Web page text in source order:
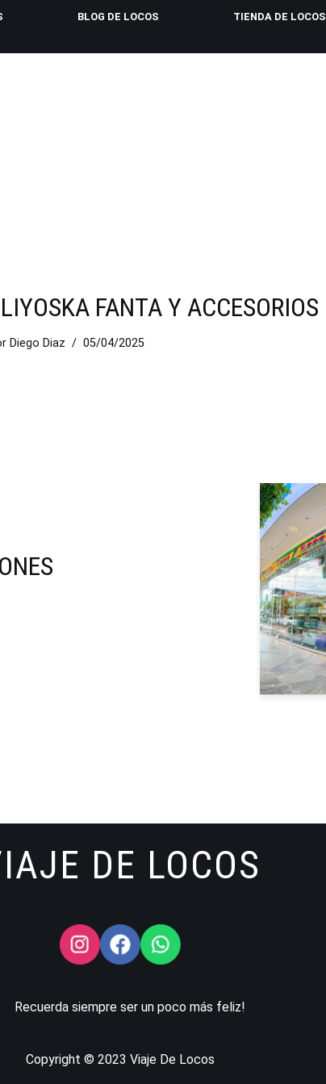
BLOG DE LOCOS TIENDA DE LOCOS
FANTA Y ACCESORIOS
Diego Diaz 05/04/2025
DE LOCOS
Recuerda siempre ser un poco más feliz!
Copyright © 2023 Viaje De Locos